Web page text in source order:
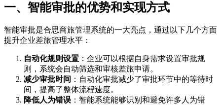
一、智能审批的优势和实现方式
智能审批是合思商旅管理系统的一大亮点，通过以下几个方面
提升企业差旅管理水平：
自动化规则设置 ：企业可以根据自身需求设置审批规
则，系统会自动筛选和审核差旅申请。
减少审批时间 ：自动化审批减少了审批环节中的等待时
间，提高了整体流程速度。
降低人为错误 ：智能系统能够识别和避免许多人为错